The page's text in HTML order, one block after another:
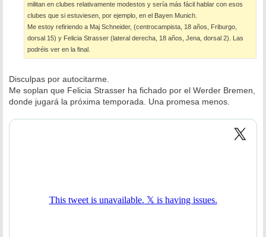
militan en clubes relativamente modestos y sería más fácil hablar con esos
clubes que si estuviesen, por ejemplo, en el Bayen Munich.
Me estoy refiriendo a Maj Schneider, (centrocampista, 18 años, Friburgo,
dorsal 15) y Felicia Strasser (lateral derecha, 18 años, Jena, dorsal 2). Las
podréis ver en la final.
Disculpas por autocitarme.
Me soplan que Felicia Strasser ha fichado por el Werder Bremen,
donde jugará la próxima temporada. Una promesa menos.